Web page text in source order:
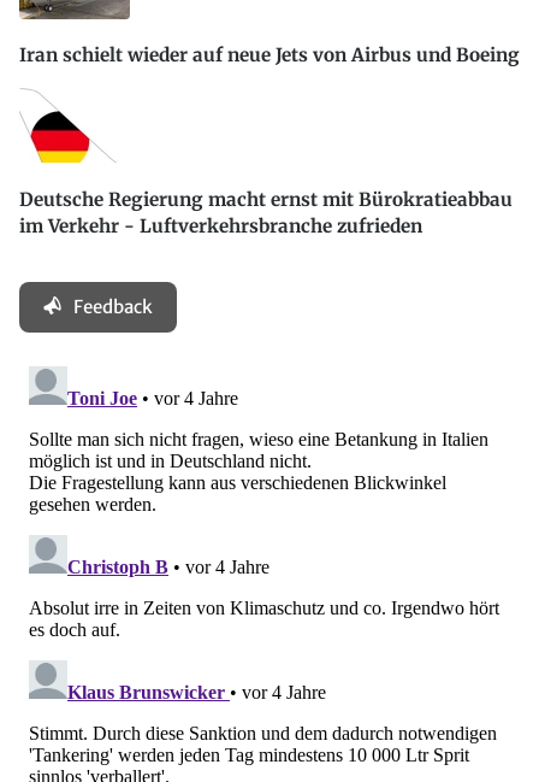
Iran schielt wieder auf neue Jets von Airbus und Boeing
Deutsche Regierung macht ernst mit Bürokratieabbau
im Verkehr - Luftverkehrsbranche zufrieden
Feedback